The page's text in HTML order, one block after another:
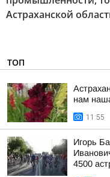
Астраханской
ТОП
нам
11:55
Игорь
4500